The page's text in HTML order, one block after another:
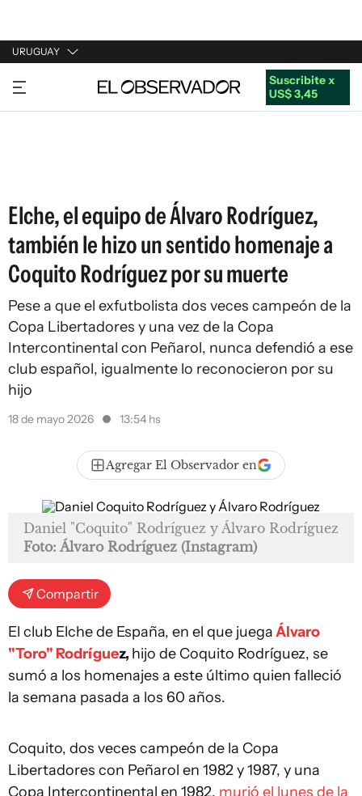
URUGUAY
URUGUAY
ARGENTINA
Suscribite x
US$ 3,45
Elche, el equipo de Álvaro Rodríguez,
también le hizo un sentido homenaje a
Coquito Rodríguez por su muerte
Pese a que el exfutbolista dos veces campeón de la
Copa Libertadores y una vez de la Copa
Intercontinental con Peñarol, nunca defendió a ese
club español, igualmente lo reconocieron por su
hijo
18 de mayo 2026 13:54 hs
Agregar El Observador en
Daniel "Coquito" Rodríguez y Álvaro Rodríguez
Foto: Álvaro Rodríguez (Instagram)
Compartir
El club Elche de España, en el que juegaÁlvaro
"Toro" Rodríguez, hijo de Coquito Rodríguez, se
sumó a los homenajes a este último quien falleció
la semana pasada a los 60 años.
Coquito, dos veces campeón de la Copa
Libertadores con Peñarol en 1982 y 1987, y una
Copa Intercontinental en 1982, murió el lunes de la